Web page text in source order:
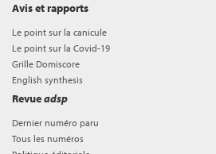
Avis et rapports
Le point sur la canicule
Le point sur la Covid-19
Grille Domiscore
English synthesis
Revueadsp
Dernier numéro paru
Tous les numéros